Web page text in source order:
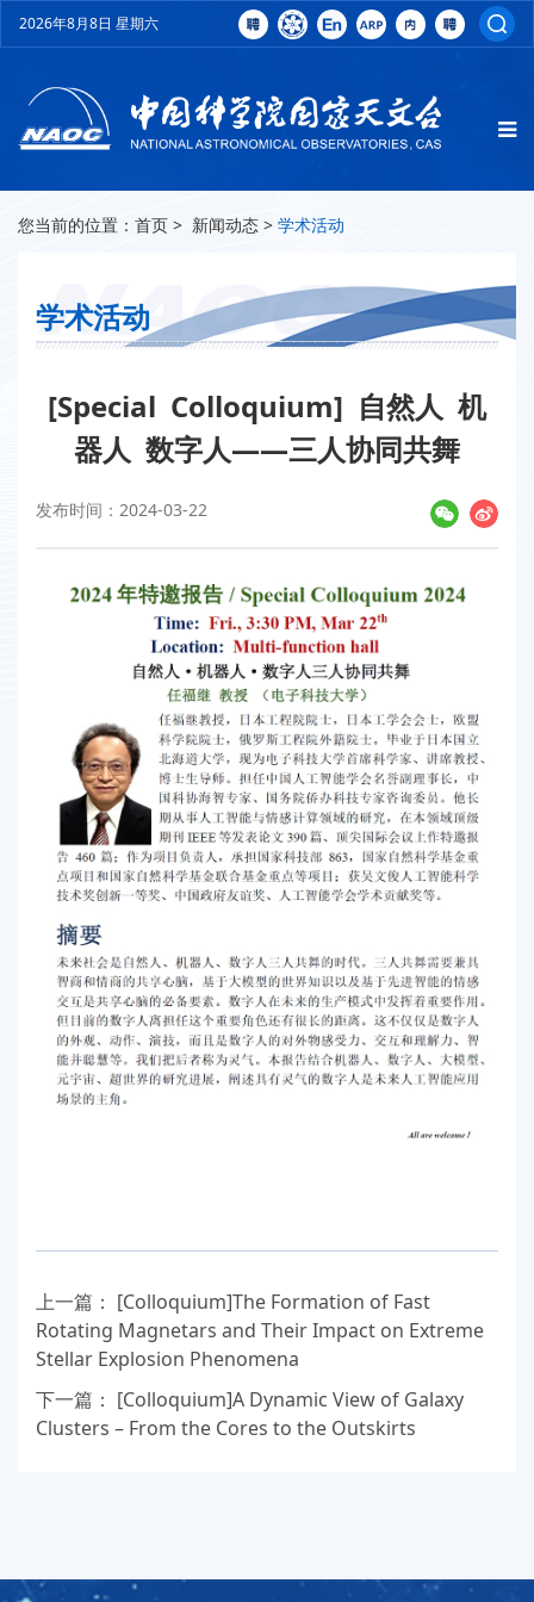
2026年8月8日 星期六
您当前的位置： 首页 > 新闻动态 > 学术活动
学术活动
[Special Colloquium] 自然人 机
器人 数字人——三人协同共舞
发布时间：2024-03-22
上一篇： [Colloquium]The Formation of Fast
Rotating Magnetars and Their Impact on Extreme
Stellar Explosion Phenomena
下一篇： [Colloquium]A Dynamic View of Galaxy
Clusters – From the Cores to the Outskirts